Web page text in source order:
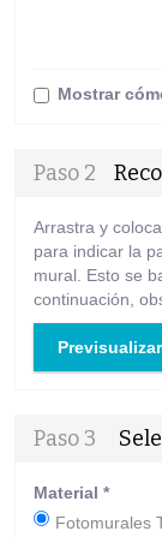
Mostrar
Paso 2
Arrastra y
para indicar la
mural. Esto se
continuación,
Paso 3
Material *
Fotomurales